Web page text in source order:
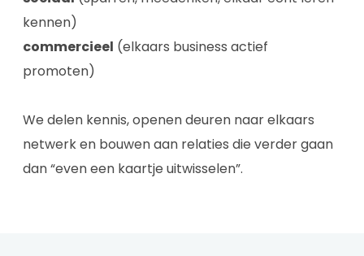
kennen)
commercieel (elkaars business actief
promoten)
We delen kennis, openen deuren naar elkaars
netwerk en bouwen aan relaties die verder gaan
dan “even een kaartje uitwisselen”.